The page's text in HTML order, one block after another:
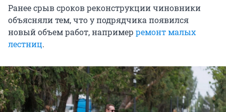
Ранее срыв сроков реконструкции чиновники
объясняли тем, что у подрядчика появился
новый объем работ, например ремонт малых
лестниц.